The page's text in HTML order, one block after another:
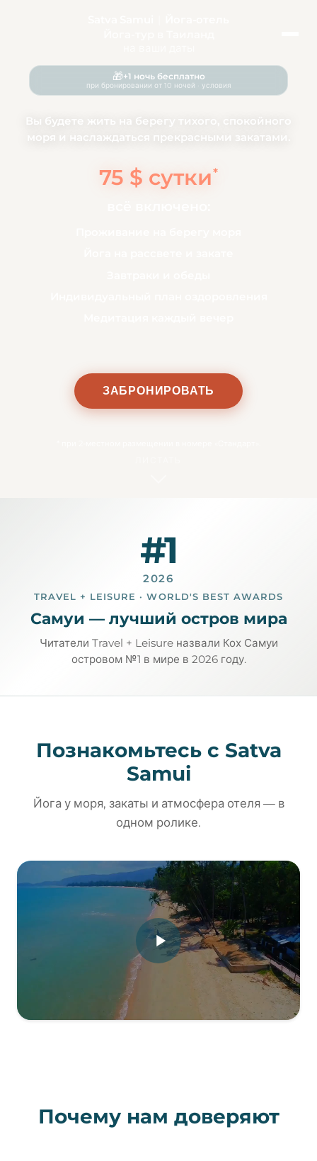
🎁+1 ночь бесплатно
при бронировании от 10 ночей · условия
Вы будете жить на берегу тихого, спокойного
моря и наслаждаться прекрасными закатами.
75 $ сутки*
ЗАБРОНИРОВАТЬ
#1
2026
TRAVEL + LEISURE · WORLD'S BEST AWARDS
Самуи — лучший остров мира
Читатели Travel + Leisure назвали Кох Самуи
островом №1 в мире в 2026 году.
Познакомьтесь с Satva
Samui
Йога у моря, закаты и атмосфера отеля — в
одном ролике.
Почему нам доверяют